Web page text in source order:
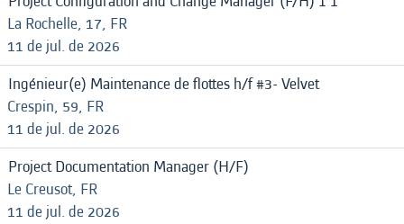
La Rochelle, 17, FR
11 de jul. de 2026
Ingénieur(e) Maintenance de flottes h/f #3- Velvet
Crespin, 59, FR
11 de jul. de 2026
Project Documentation Manager (H/F)
Le Creusot, FR
11 de jul. de 2026